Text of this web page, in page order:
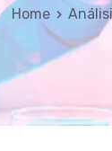
Home